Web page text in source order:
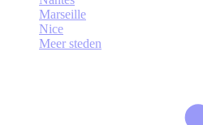
Marseille
Nice
Meer steden